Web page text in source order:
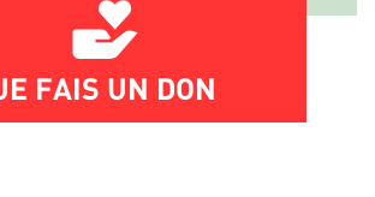
FAIS UN DON